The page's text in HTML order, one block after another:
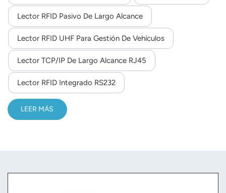
Indonesia
norsk
magyar
Este lector RFID integrado de largo alcance ofrece
interfaces RS232/TCP/IP (internet)/WG26/32/34/66.
Lector RFID Pasivo De Largo Alcance
Lector RFID UHF Para Gestión De Vehículos
Lector TCP/IP De Largo Alcance RJ45
Lector RFID Integrado RS232
LEER MÁS